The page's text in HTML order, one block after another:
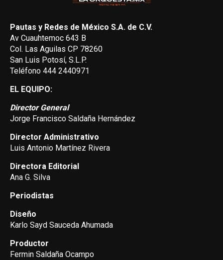
Pautas y Redes de México S.A. de C.V.
Av Cuauhtemoc 643 B
Col. Las Aguilas CP 78260
San Luis Potosí, S.L.P.
Teléfono 444 2440971
EL EQUIPO:
Director General
Jorge Francisco Saldaña Hernández
Director Administrativo
Luis Antonio Martínez Rivera
Directora Editorial
Ana G. Silva
Periodistas
Diseño
Karlo Sayd Sauceda Ahumada
Productor
Fermin Saldaña Ocampo